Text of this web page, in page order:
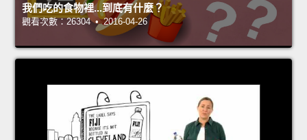
我們吃的食物裡...到底有什麼？
觀看次數：26304 • 2016-04-26